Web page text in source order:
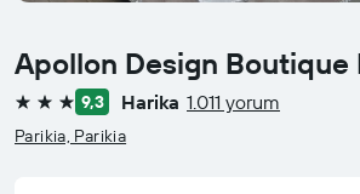
Apollon Design Boutique
3 yıldız 9,3 Harika 1.011 yorum
Parikia, Parikia